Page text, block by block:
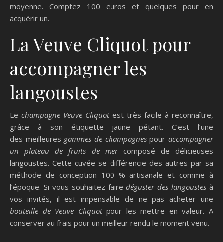
moyenne. Comptez 100 euros et quelques pour en
acquérir un.
La Veuve Cliquot pour
accompagner les
langoustes
Lechampagne Veuve Cliquotest très facile à reconnaître,
grâce à son étiquette jaune pétant. C’est l’une
des meilleures gammes de champagnespouraccompagner
un plateau de fruits de mercomposé de délicieuses
langoustes. Cette cuvée se différencie des autres par sa
méthode de conception 100 % artisanale et comme à
l’époque. Si vous souhaitez fairedéguster des langoustes à
vos invités, il est impensable de ne pas acheter une
bouteille de Veuve Cliquotpour les mettre en valeur. A
conserver au frais pour un meilleur rendu le moment venu.